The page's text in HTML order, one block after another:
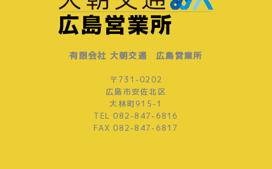
有限会社 大朝交通 広島営業所
〒731-0202
広島市安佐北区
大林町915-1
TEL 082-847-6816
FAX 082-847-6817